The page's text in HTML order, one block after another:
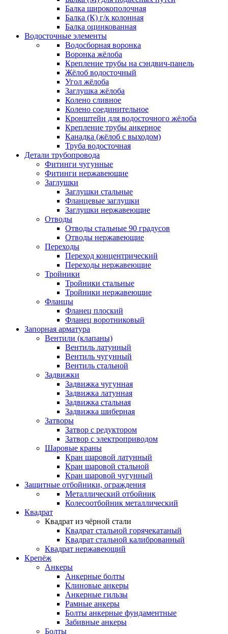
Балка широкополочная
Балка (К) г/к колонная
Балка оцинкованная
Водосточные элементы
Водосборная воронка
Воронка жёлоба
Крепление трубы на сэндвич-панель
Жёлоб водосточный
Угол жёлоба
Заглушка жёлоба
Колено сливное
Колено соединительное
Кронштейн для водосточного жёлоба
Крепление трубы анкерное
Канадка (жёлоб с выходом)
Труба водосточная
Детали трубопровода
Фитинги чугунные
Фитинги нержавеющие
Заглушки
Заглушки стальные
Фланцевые заглушки
Заглушки нержавеющие
Отводы
Отводы стальные 90 градусов
Отводы нержавеющие
Переходы
Переход концентрический
Переходы нержавеющие
Тройники
Тройники стальные
Тройники нержавеющие
Фланцы
Фланец плоский
Фланец воротниковый
Запорная арматура
Вентили (клапаны)
Вентиль латунный
Вентиль чугунный
Вентиль стальной
Задвижки
Задвижка чугунная
Задвижка латунная
Задвижка стальная
Задвижка шиберная
Затворы
Затвор с редуктором
Затвор с электроприводом
Шаровые краны
Кран шаровой латунный
Кран шаровой стальной
Кран шаровой чугунный
Защитные отбойники, ограждения
Металлический отбойник
Колесоотбойник металлический
Квадрат
Квадрат из чёрной стали
Квадрат стальной горячекатаный
Квадрат стальной калиброванный
Квадрат нержавеющий
Крепёж
Анкеры
Анкерные болты
Клиновые анкеры
Анкерные гильзы
Рамные анкеры
Болты анкерные фундаментные
Забивные анкеры
Болты